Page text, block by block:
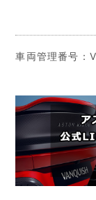
車両管理番号：